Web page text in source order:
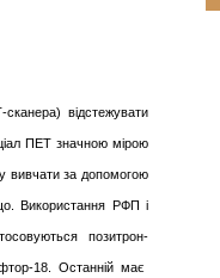
відстежувати
ПЕТ значною мірою
вивчати за допомогою
Використання РФП і
позитрон-
18. Останній має